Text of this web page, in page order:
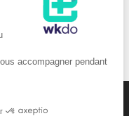
accompagner pendant